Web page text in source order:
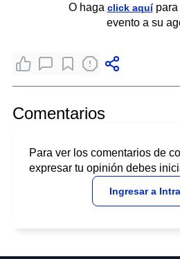
O haga click aquípara
evento a su
Comentarios
Para ver los comentarios de
expresar tu opinión debes
Ingresar a